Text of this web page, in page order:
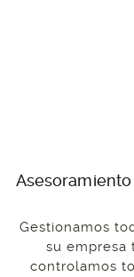
Gestionamos
su empresa
controlamos